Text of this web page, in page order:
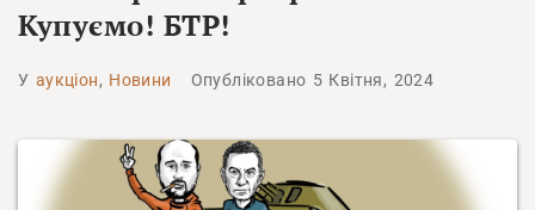
Купуємо! БТР!
У аукціон, Новини Опубліковано 5 Квітня, 2024